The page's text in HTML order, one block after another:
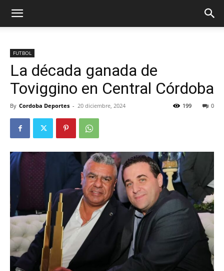
FUTBOL
La década ganada de
Toviggino en Central Córdoba
By Cordoba Deportes - 20 diciembre, 2024 0
199